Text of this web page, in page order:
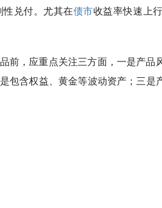
兑付。尤其在债市收益率快速上
前，应重点关注三方面，一是产品
包含权益、黄金等波动资产；三是